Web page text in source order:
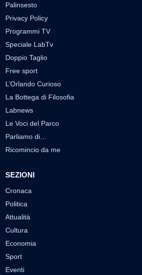
Palinsesto
Privacy Policy
Programmi TV
Speciale LabTv
Doppio Taglio
Free sport
L’Orlando Curioso
La Bottega di Filosofia
Labnews
Le Voci del Parco
Parliamo di…
Ricomincio da me
SEZIONI
Cronaca
Politica
Attualità
Cultura
Economia
Sport
Eventi